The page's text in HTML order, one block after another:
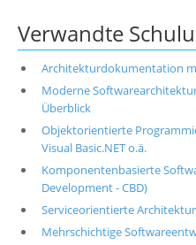
Verwandte
Architekturdokumentation
Moderne
Überblick
Objektorientierte
Visual Basic.NET o.ä.
Komponentenbasierte
Development - CBD)
Serviceorientierte
Mehrschichtige